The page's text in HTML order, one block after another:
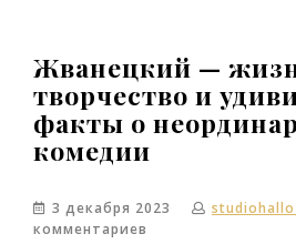
Жванецкий —
творчество и
факты о
комедии
3 декабря 2023 studiohallo_
комментариев